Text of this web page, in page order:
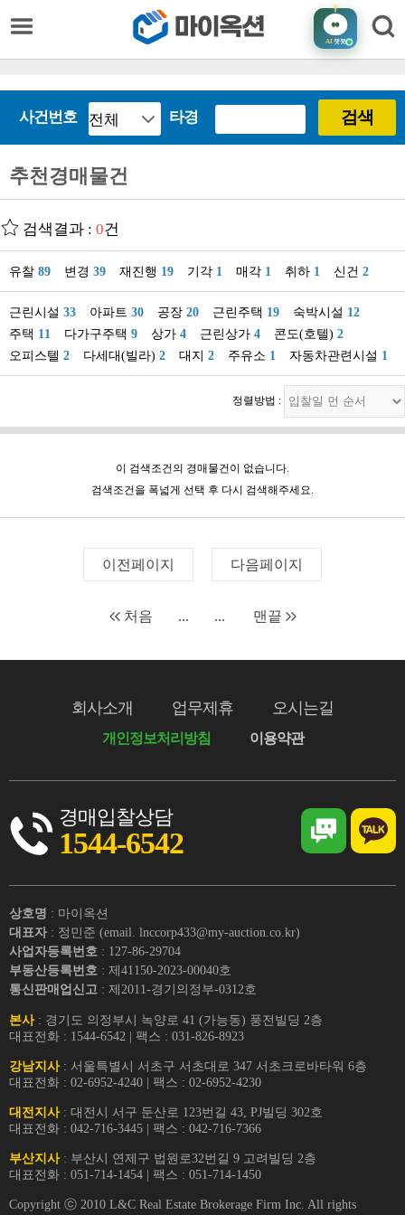
AI챗봇
사건번호 타경 검색
추천경매물건
검색결과 : 0건
유찰 89 변경 39 재진행 19 기각 1 매각 1 취하 1 신건 2
근린시설 33 아파트 30 공장 20 근린주택 19 숙박시설 12
주택 11 다가구주택 9 상가 4 근린상가 4 콘도(호텔) 2
오피스텔 2 다세대(빌라) 2 대지 2 주유소 1 자동차관련시설 1
정렬방법 :
이 검색조건의 경매물건이 없습니다.
검색조건을 폭넓게 선택 후 다시 검색해주세요.
이전페이지 다음페이지
처음 ... ... 맨끝
회사소개 업무제휴 오시는길
개인정보처리방침 이용약관
경매입찰상담
1544-6542
상호명 : 마이옥션
대표자 : 정민준 (email. lnccorp433@my-auction.co.kr)
사업자등록번호 : 127-86-29704
부동산등록번호 : 제41150-2023-00040호
통신판매업신고 : 제2011-경기의정부-0312호
본사: 경기도 의정부시 녹양로 41 (가능동) 풍전빌딩 2층
대표전화 : 1544-6542 | 팩스 : 031-826-8923
강남지사: 서울특별시 서초구 서초대로 347 서초크로바타워 6층
대표전화 : 02-6952-4240 | 팩스 : 02-6952-4230
대전지사: 대전시 서구 둔산로 123번길 43, PJ빌딩 302호
대표전화 : 042-716-3445 | 팩스 : 042-716-7366
부산지사: 부산시 연제구 법원로32번길 9 고려빌딩 2층
대표전화 : 051-714-1454 | 팩스 : 051-714-1450
Copyright ⓒ 2010 L&C Real Estate Brokerage Firm Inc. All rights